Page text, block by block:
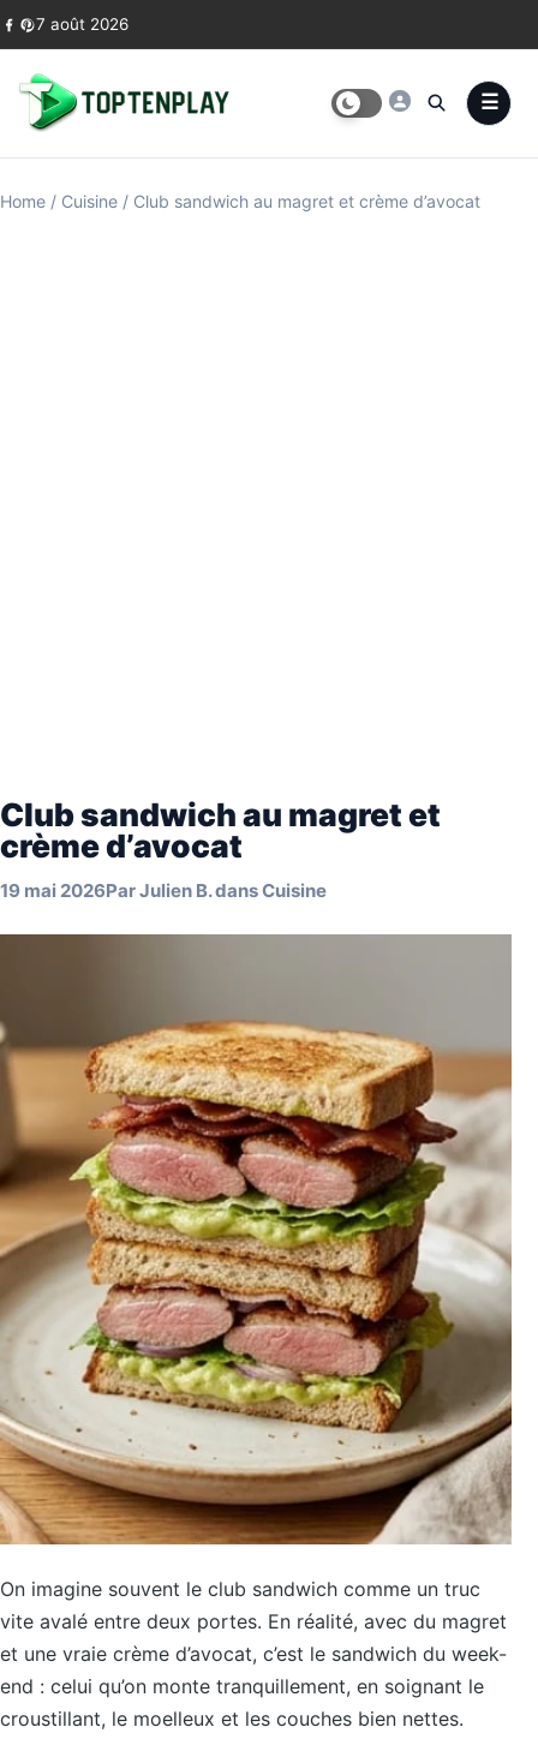
Skip to content
7 août 2026
Home / Cuisine / Club sandwich au magret et crème d’avocat
Club sandwich au magret et
crème d’avocat
19 mai 2026ParJulien B.dansCuisine
On imagine souvent le club sandwich comme un truc
vite avalé entre deux portes. En réalité, avec du magret
et une vraie crème d’avocat, c’est le sandwich du week-
end : celui qu’on monte tranquillement, en soignant le
croustillant, le moelleux et les couches bien nettes.